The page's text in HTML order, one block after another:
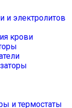
и электролитов
крови
и термостаты